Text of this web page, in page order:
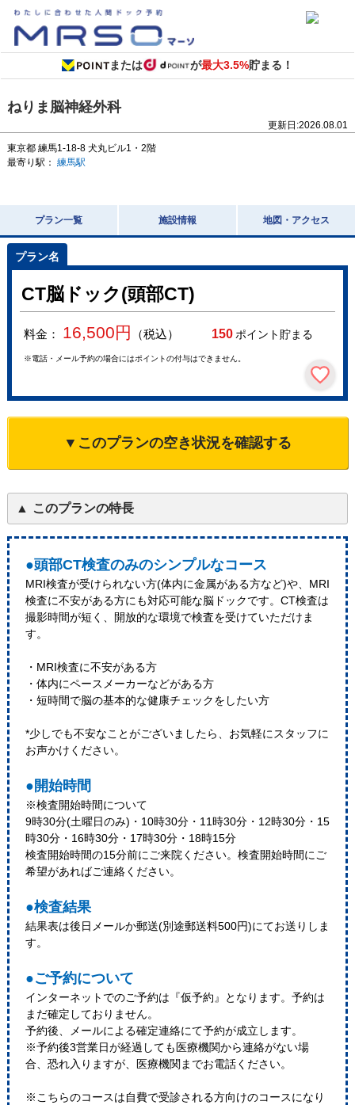
または が最大3.5%貯まる！
ねりま脳神経外科
更新日:2026.08.01
東京都 練馬1-18-8 犬丸ビル1・2階
最寄り駅： 練馬駅
プラン一覧 施設情報 地図・アクセス
CT脳ドック(頭部CT)
料金： 16,500円 （税込） 150ポイント貯まる
※電話・メール予約の場合にはポイントの付与はできません。
▼このプランの空き状況を確認する
このプランの特長
●頭部CT検査のみのシンプルなコース
MRI検査が受けられない方(体内に金属がある方など)や、MRI
検査に不安がある方にも対応可能な脳ドックです。CT検査は
撮影時間が短く、開放的な環境で検査を受けていただけま
す。
・MRI検査に不安がある方
・体内にペースメーカーなどがある方
・短時間で脳の基本的な健康チェックをしたい方
*少しでも不安なことがございましたら、お気軽にスタッフに
お声かけください。
●開始時間
※検査開始時間について
9時30分(土曜日のみ)・10時30分・11時30分・12時30分・15
時30分・16時30分・17時30分・18時15分
検査開始時間の15分前にご来院ください。検査開始時間にご
希望があればご連絡ください。
●検査結果
結果表は後日メールか郵送(別途郵送料500円)にてお送りしま
す。
●ご予約について
インターネットでのご予約は『仮予約』となります。予約は
まだ確定しておりません。
予約後、メールによる確定連絡にて予約が成立します。
※予約後3営業日が経過しても医療機関から連絡がない場
合、恐れ入りますが、医療機関までお電話ください。
※こちらのコースは自費で受診される方向けのコースになり